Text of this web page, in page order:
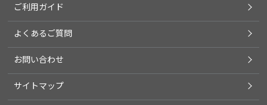
ご利用ガイド
よくあるご質問
お問い合わせ
サイトマップ